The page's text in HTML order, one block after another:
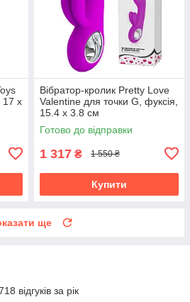
17 х
Вібратор-кролик Pretty Love
Valentine для точки G, фуксія,
15.4 х 3.8 см
Готово до відправки
1 317 ₴ 1 550 ₴
Купити
ще
відгуків за рік